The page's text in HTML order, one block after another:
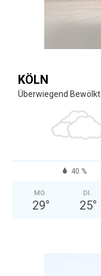
KÖLN
Überwiegend Bewölkt
40 %
MO.
29°
DI.
25°